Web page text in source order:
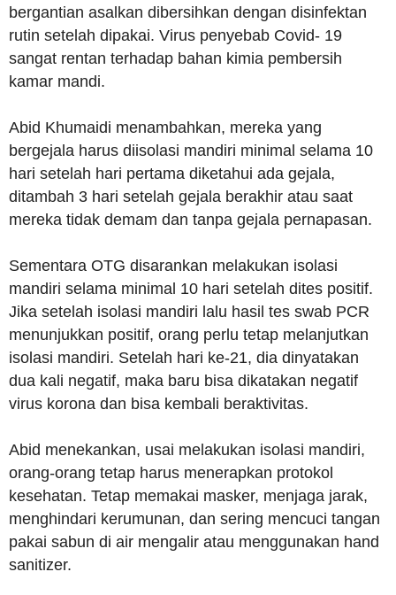
bergantian asalkan dibersihkan dengan disinfektan
rutin setelah dipakai. Virus penyebab Covid- 19
sangat rentan terhadap bahan kimia pembersih
kamar mandi.
Abid Khumaidi menambahkan, mereka yang
bergejala harus diisolasi mandiri minimal selama 10
hari setelah hari pertama diketahui ada gejala,
ditambah 3 hari setelah gejala berakhir atau saat
mereka tidak demam dan tanpa gejala pernapasan.
Sementara OTG disarankan melakukan isolasi
mandiri selama minimal 10 hari setelah dites positif.
Jika setelah isolasi mandiri lalu hasil tes swab PCR
menunjukkan positif, orang perlu tetap melanjutkan
isolasi mandiri. Setelah hari ke-21, dia dinyatakan
dua kali negatif, maka baru bisa dikatakan negatif
virus korona dan bisa kembali beraktivitas.
Abid menekankan, usai melakukan isolasi mandiri,
orang-orang tetap harus menerapkan protokol
kesehatan. Tetap memakai masker, menjaga jarak,
menghindari kerumunan, dan sering mencuci tangan
pakai sabun di air mengalir atau menggunakan hand
sanitizer.